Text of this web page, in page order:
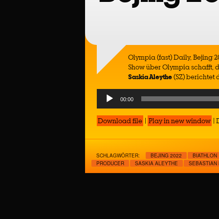
Olympia (fast) Daily, Bejing
Show über Olympia schafft,
Saskia Aleythe(SZ) berichtet
Audio
Player
00:00
Download file | Play in new window |
SCHLAGWÖRTER: BEJING 2022 BIATHLON
PRODUCER
SASKIA ALEYTHE SEBASTIAN